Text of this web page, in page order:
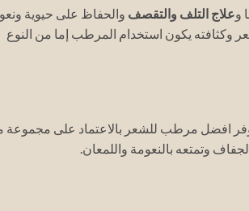
وعلاج التلف والتقصف والحفاظ على حيوية
وكثافته يكون استخدام المرطب إما من النوع
توفر افضل مرطب للشعر بالاعتماد على
وتمتعه بالنعومة واللمعان.